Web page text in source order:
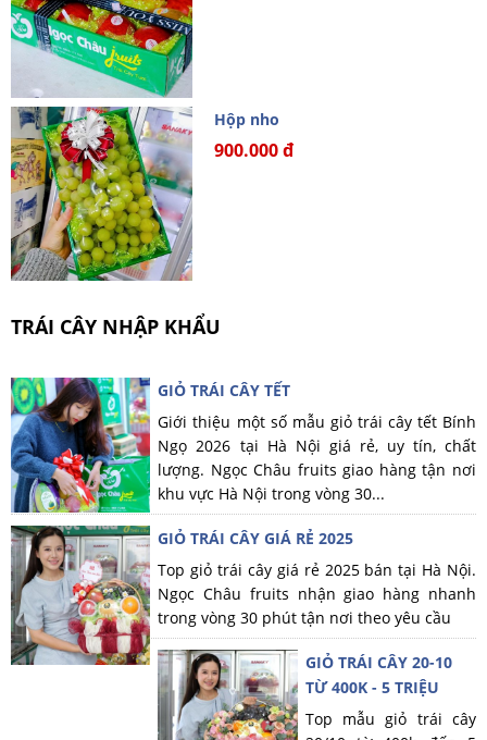
Hộp nho
900.000 đ
TRÁI CÂY NHẬP KHẨU
GIỎ TRÁI CÂY TẾT
Giới thiệu một số mẫu giỏ trái cây tết Bính
Ngọ 2026 tại Hà Nội giá rẻ, uy tín, chất
lượng. Ngọc Châu fruits giao hàng tận nơi
khu vực Hà Nội trong vòng 30...
GIỎ TRÁI CÂY GIÁ RẺ 2025
Top giỏ trái cây giá rẻ 2025 bán tại Hà Nội.
Ngọc Châu fruits nhận giao hàng nhanh
trong vòng 30 phút tận nơi theo yêu cầu
GIỎ TRÁI CÂY 20-10
TỪ 400K - 5 TRIỆU
Top mẫu giỏ trái cây